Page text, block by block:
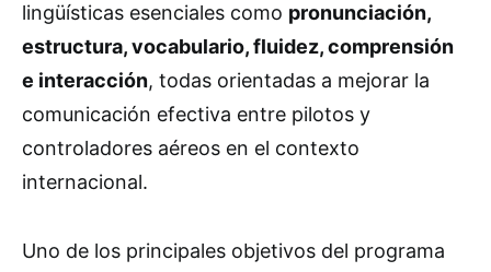
lingüísticas esenciales como pronunciación,
estructura, vocabulario, fluidez, comprensión
e interacción, todas orientadas a mejorar la
comunicación efectiva entre pilotos y
controladores aéreos en el contexto
internacional.
Uno de los principales objetivos del programa